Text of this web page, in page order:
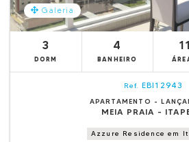
Galeria
3
DORM
4
BANHEIRO
Ref. EBI12943
APARTAMENTO -
MEIA PRAIA -
Azzure Residence em